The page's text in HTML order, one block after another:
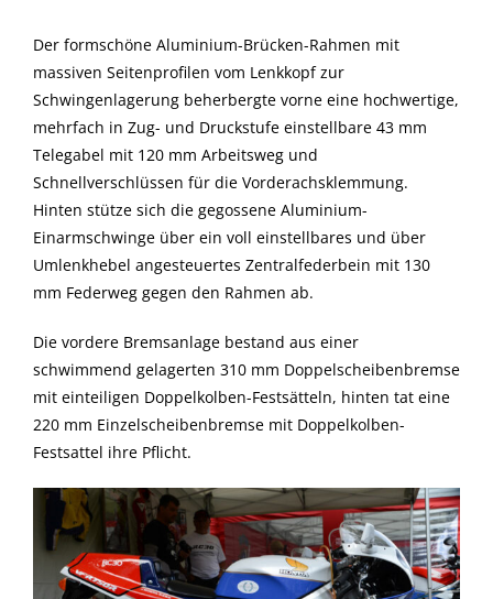
Der formschöne Aluminium-Brücken-Rahmen mit
massiven Seitenprofilen vom Lenkkopf zur
Schwingenlagerung beherbergte vorne eine hochwertige,
mehrfach in Zug- und Druckstufe einstellbare 43 mm
Telegabel mit 120 mm Arbeitsweg und
Schnellverschlüssen für die Vorderachsklemmung.
Hinten stütze sich die gegossene Aluminium-
Einarmschwinge über ein voll einstellbares und über
Umlenkhebel angesteuertes Zentralfederbein mit 130
mm Federweg gegen den Rahmen ab.
Die vordere Bremsanlage bestand aus einer
schwimmend gelagerten 310 mm Doppelscheibenbremse
mit einteiligen Doppelkolben-Festsätteln, hinten tat eine
220 mm Einzelscheibenbremse mit Doppelkolben-
Festsattel ihre Pflicht.